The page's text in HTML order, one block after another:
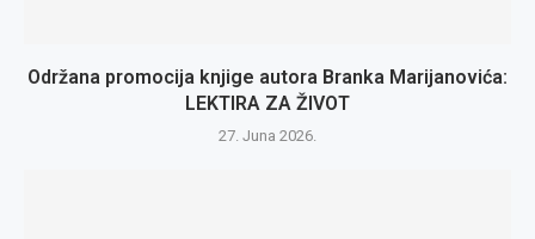
Održana promocija knjige autora Branka Marijanovića:
LEKTIRA ZA ŽIVOT
27. Juna 2026.